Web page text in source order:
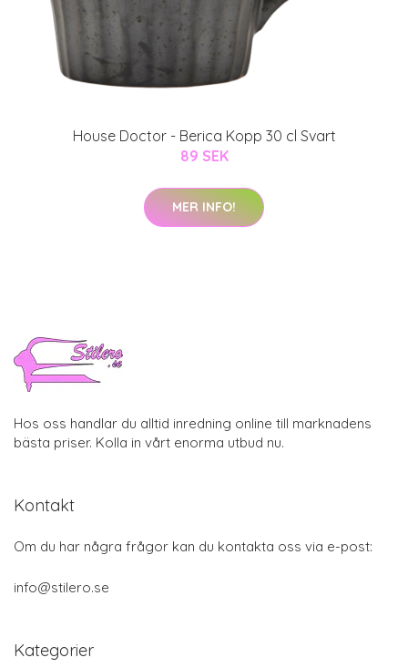
House Doctor - Berica Kopp 30 cl Svart
89 SEK
MER INFO!
Hos oss handlar du alltid inredning online till marknadens
bästa priser. Kolla in vårt enorma utbud nu.
Kontakt
Om du har några frågor kan du kontakta oss via e-post:
info@stilero.se
Kategorier